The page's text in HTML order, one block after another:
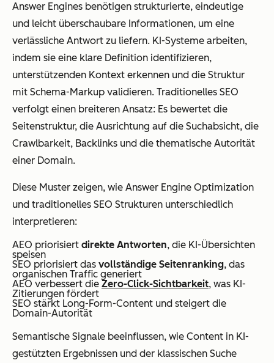
Answer Engines benötigen strukturierte, eindeutige
und leicht überschaubare Informationen, um eine
verlässliche Antwort zu liefern. KI-Systeme arbeiten,
indem sie eine klare Definition identifizieren,
unterstützenden Kontext erkennen und die Struktur
mit Schema-Markup validieren. Traditionelles SEO
verfolgt einen breiteren Ansatz: Es bewertet die
Seitenstruktur, die Ausrichtung auf die Suchabsicht, die
Crawlbarkeit, Backlinks und die thematische Autorität
einer Domain.
Diese Muster zeigen, wie Answer Engine Optimization
und traditionelles SEO Strukturen unterschiedlich
interpretieren:
AEO priorisiert direkte Antworten, die KI-Übersichten
speisen
SEO priorisiert das vollständige Seitenranking, das
organischen Traffic generiert
AEO verbessert die Zero-Click-Sichtbarkeit, was KI-
Zitierungen fördert
SEO stärkt Long-Form-Content und steigert die
Domain-Autorität
Semantische Signale beeinflussen, wie Content in KI-
gestützten Ergebnissen und der klassischen Suche